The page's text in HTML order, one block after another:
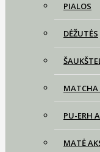
PIALOS
DĖŽUTĖS
MATCHA
PU-ERH
MATĖ